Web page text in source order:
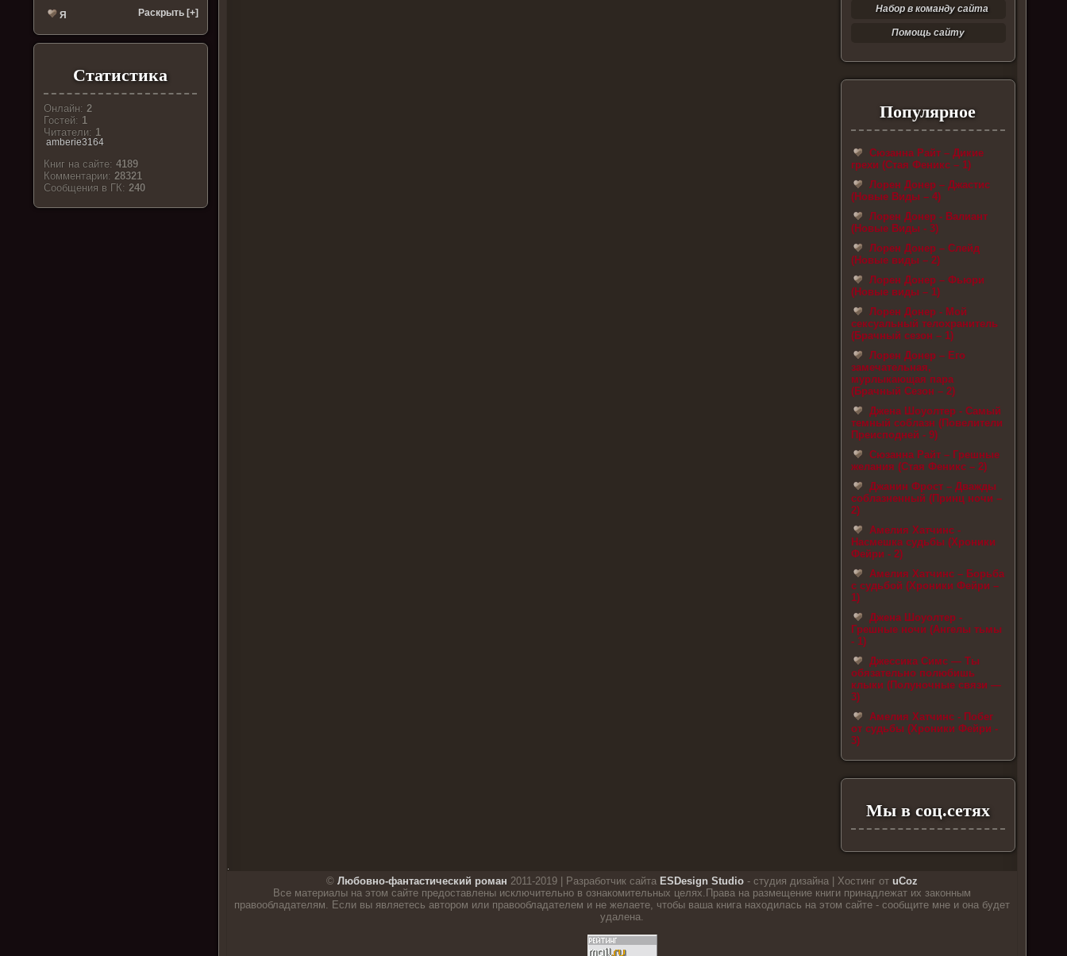
Я Раскрыть [+]
Статистика
Онлайн: 2
Гостей: 1
Читатели: 1
amberie3164
Книг на сайте: 4189
Комментарии: 28321
Cообщения в ГК: 240
Набор в команду сайта
Помощь сайту
Популярное
Сюзанна Райт – Дикие
грехи (Стая Феникс – 1)
Лорен Донер – Джастис
(Новые Виды – 4)
Лорен Донер - Валиант
(Новые Виды - 3)
Лорен Донер – Слейд
(Новые виды – 2)
Лорен Донер – Фьюри
(Новые виды – 1)
Лорен Донер - Мой
сексуальный телохранитель
(Брачный сезон – 1)
Лорен Донер – Его
замечательная,
мурлыкающая пара
(Брачный Сезон – 2)
Джена Шоуолтер - Самый
темный соблазн (Повелители
Преисподней - 9)
Сюзанна Райт – Грешные
желания (Стая Феникс – 2)
Джанин Фрост – Дважды
соблазненный (Принц ночи –
2)
Амелия Хатчинс -
Насмешка судьбы (Хроники
Фейри - 2)
Амелия Хатчинс – Борьба
с судьбой (Хроники Фейри –
1)
Джена Шоуолтер -
Грешные ночи (Ангелы тьмы
- 1)
Джессика Симс — Ты
обязательно полюбишь
клыки (Полуночные связи —
3)
Амелия Хатчинс - Побег
от судьбы (Хроники Фейри -
3)
Мы в соц.сетях
.
© Любовно-фантастический роман 2011-2019 | Разработчик сайта ESDesign Studio - студия дизайна | Хостинг от uCoz
Все материалы на этом сайте предоставлены исключительно в ознакомительных целях.Права на размещение книги принадлежат их законным
правообладателям. Если вы являетесь автором или правообладателем и не желаете, чтобы ваша книга находилась на этом сайте - сообщите мне и она будет
удалена.